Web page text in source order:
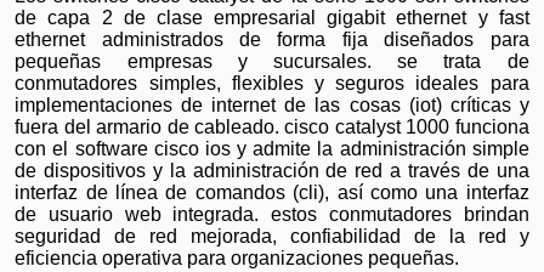
de capa 2 de clase empresarial gigabit ethernet y fast
ethernet administrados de forma fija diseñados para
pequeñas empresas y sucursales. se trata de
conmutadores simples, flexibles y seguros ideales para
implementaciones de internet de las cosas (iot) críticas y
fuera del armario de cableado. cisco catalyst 1000 funciona
con el software cisco ios y admite la administración simple
de dispositivos y la administración de red a través de una
interfaz de línea de comandos (cli), así como una interfaz
de usuario web integrada. estos conmutadores brindan
seguridad de red mejorada, confiabilidad de la red y
eficiencia operativa para organizaciones pequeñas.